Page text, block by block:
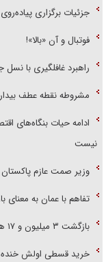
جزئیات برگزاری
فوتبال و آن «بالا»!
راهبرد غافلگیری با نسل
مشروطه نقطه عطف
ادامه حیات بنگاه‌های
نیست
وزیر صمت عازم
تفاهم با عمان به معنای
بازگشت ۳ میلیون و ۱۷ هزار زائر اربعین به کشور
خرید قسطی اولش